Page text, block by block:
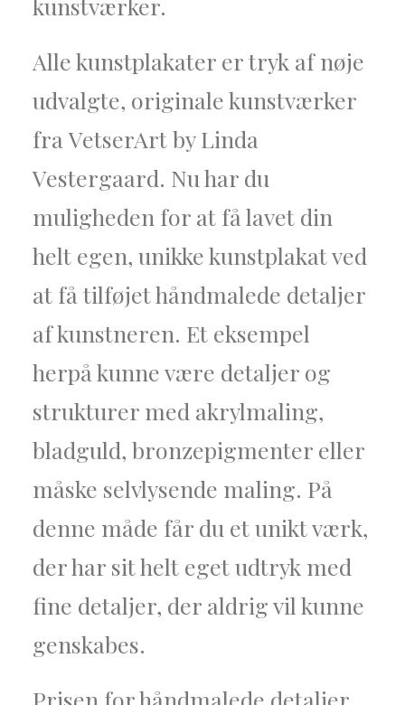
Alle kunstplakater er tryk af nøje
udvalgte, originale kunstværker
fra VetserArt by Linda
Vestergaard. Nu har du
muligheden for at få lavet din
helt egen, unikke kunstplakat ved
at få tilføjet håndmalede detaljer
af kunstneren. Et eksempel
herpå kunne være detaljer og
strukturer med akrylmaling,
bladguld, bronzepigmenter eller
måske selvlysende maling. På
denne måde får du et unikt værk,
der har sit helt eget udtryk med
fine detaljer, der aldrig vil kunne
genskabes.